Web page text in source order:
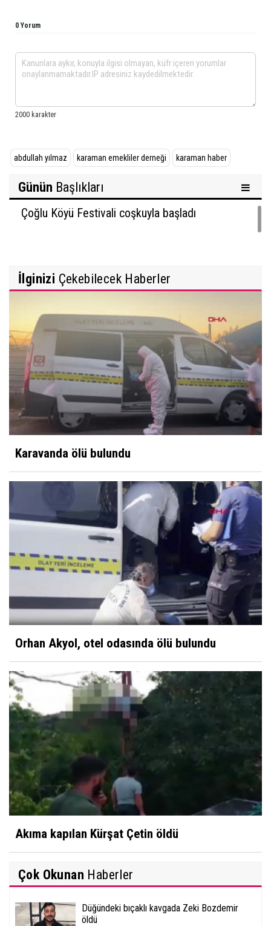
0 Yorum
abdullah yılmaz karaman emekliler derneği karaman haber
Günün Başlıkları
Çoğlu Köyü Festivali coşkuyla başladı
İlginizi Çekebilecek Haberler
Karavanda ölü bulundu
Orhan Akyol, otel odasında ölü bulundu
Akıma kapılan Kürşat Çetin öldü
Çok Okunan Haberler
Düğündeki bıçaklı kavgada Zeki Bozdemir
öldü